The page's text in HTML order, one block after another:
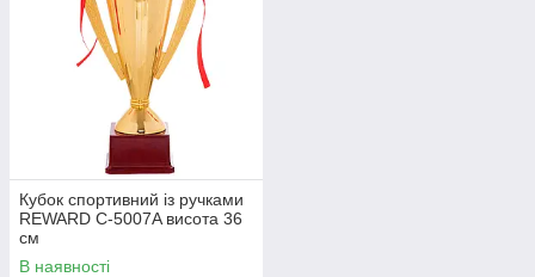
Кубок спортивний із ручками
REWARD C-5007A висота 36
см
В наявності